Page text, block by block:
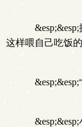
&esp;&esp;
这样喂自己吃饭的
&esp;&esp;